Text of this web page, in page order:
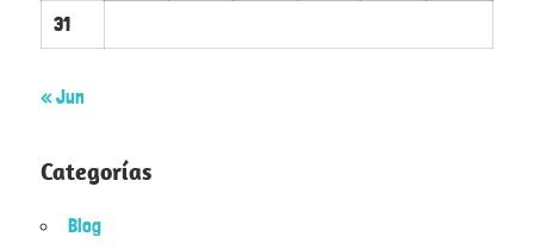
31
« Jun
Categorías
Blog